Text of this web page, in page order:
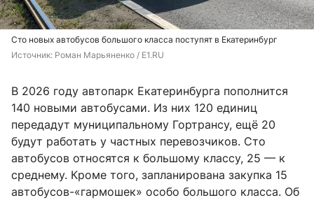
Сто новых автобусов большого класса поступят в Екатеринбург
Источник: Роман Марьяненко / E1.RU
В 2026 году автопарк Екатеринбурга пополнится
140 новыми автобусами. Из них 120 единиц
передадут муниципальному Гортрансу, ещё 20
будут работать у частных перевозчиков. Сто
автобусов относятся к большому классу, 25 — к
среднему. Кроме того, запланирована закупка 15
автобусов-«гармошек» особо большого класса. Об